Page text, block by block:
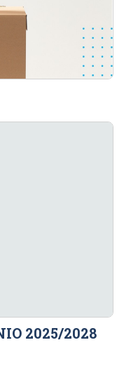
2025/2028